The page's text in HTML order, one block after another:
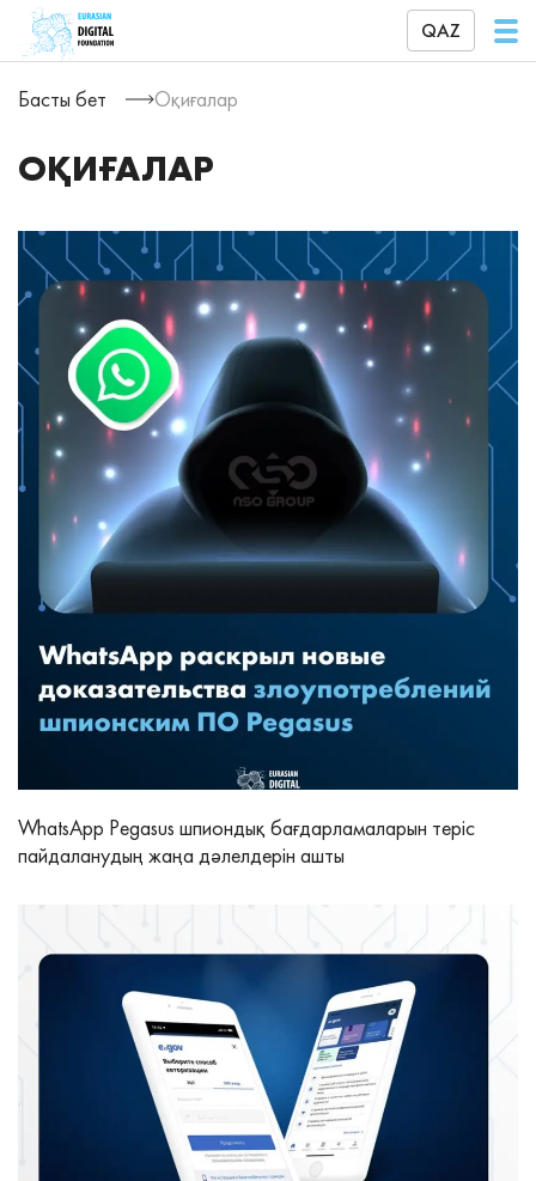
QAZ
Басты бет Оқиғалар
ОҚИҒАЛАР
WhatsApp Pegasus шпиондық бағдарламаларын теріс
пайдаланудың жаңа дәлелдерін ашты